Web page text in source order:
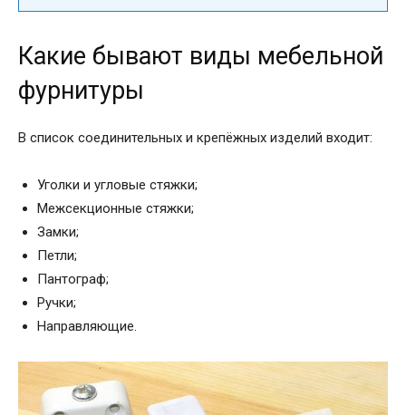
Какие бывают виды мебельной
фурнитуры
В список соединительных и крепёжных изделий входит:
Уголки и угловые стяжки;
Межсекционные стяжки;
Замки;
Петли;
Пантограф;
Ручки;
Направляющие.